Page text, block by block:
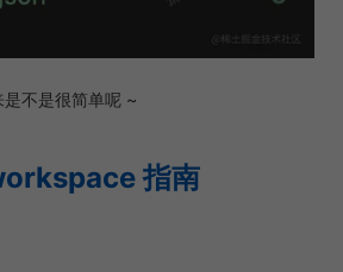
不是很简单呢 ~
指南